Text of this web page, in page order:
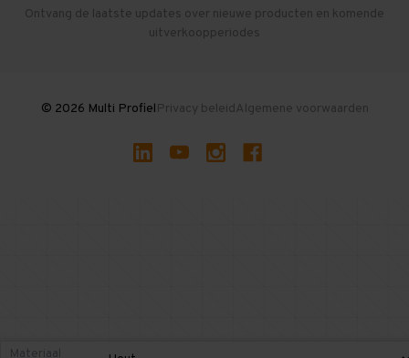
Gebruikte entresolvloeren
Ontvang de laatste updates over nieuwe producten en komende
uitverkoopperiodes
© 2026 Multi ProfielPrivacy beleidAlgemene voorwaarden
Materiaal